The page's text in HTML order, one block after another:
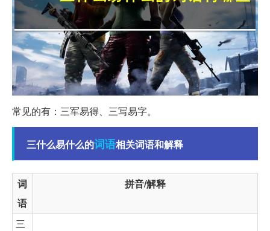
常见的有：三军易得、三写易字。
三什么易什么的词语相关词语和解释
词
语
拼音/解释
三